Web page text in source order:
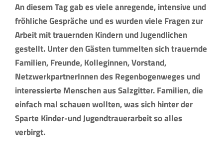
An diesem Tag gab es viele anregende, intensive und
fröhliche Gespräche und es wurden viele Fragen zur
Arbeit mit trauernden Kindern und Jugendlichen
gestellt. Unter den Gästen tummelten sich trauernde
Familien, Freunde, Kolleginnen, Vorstand,
NetzwerkpartnerInnen des Regenbogenweges und
interessierte Menschen aus Salzgitter. Familien, die
einfach mal schauen wollten, was sich hinter der
Sparte Kinder-und Jugendtrauerarbeit so alles
verbirgt.